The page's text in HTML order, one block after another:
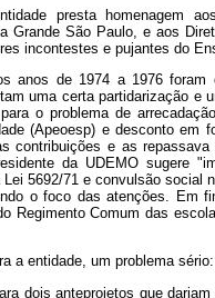
presta homenagem
Grande São Paulo, e aos
incontestes e pujantes do
anos de 1974 a 1976
uma certa partidarização e
o problema de
(Apeoesp) e desconto em
contribuições e as
da UDEMO sugere
5692/71 e convulsão social
o foco das atenções. Em
Regimento Comum das
a entidade, um problema
dois anteprojetos que